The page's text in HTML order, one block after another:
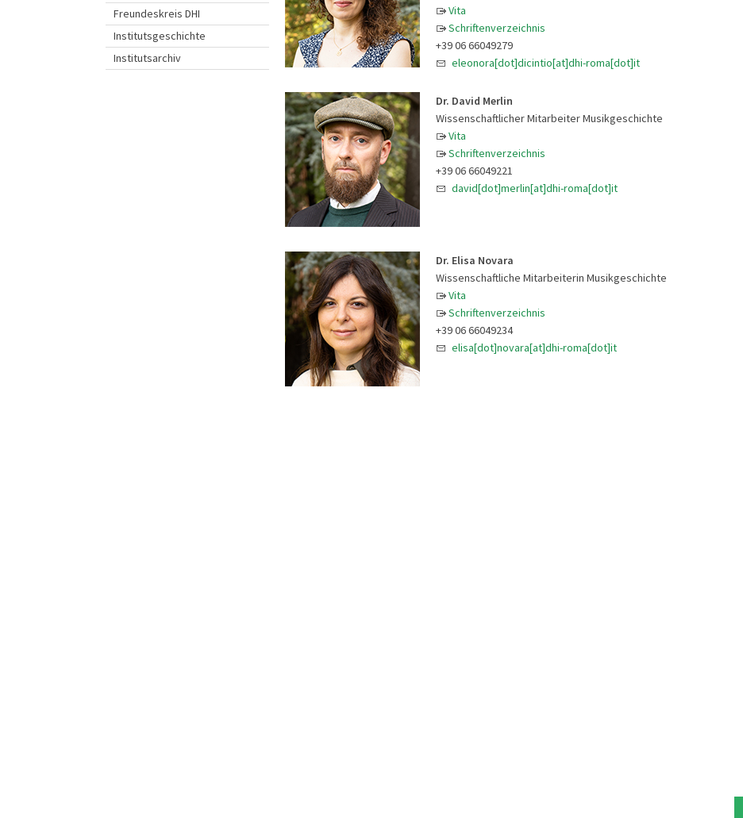
Freundeskreis DHI
Institutsgeschichte
Institutsarchiv
Vita
Schriftenverzeichnis
+39 06 66049279
eleonora[dot]dicintio[at]dhi-roma[dot]it
Dr. David Merlin
Wissenschaftlicher Mitarbeiter Musikgeschichte
Vita
Schriftenverzeichnis
+39 06 66049221
david[dot]merlin[at]dhi-roma[dot]it
Dr. Elisa Novara
Wissenschaftliche Mitarbeiterin Musikgeschichte
Vita
Schriftenverzeichnis
+39 06 66049234
elisa[dot]novara[at]dhi-roma[dot]it